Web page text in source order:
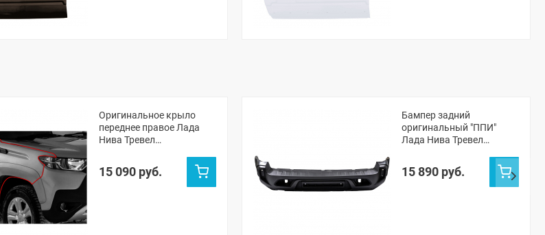
Оригинальное крыло
переднее правое Лада
Нива Тревел
15 090 руб.
Бампер задний
оригинальный "ППИ"
Лада Нива Тревел
15 890 руб.